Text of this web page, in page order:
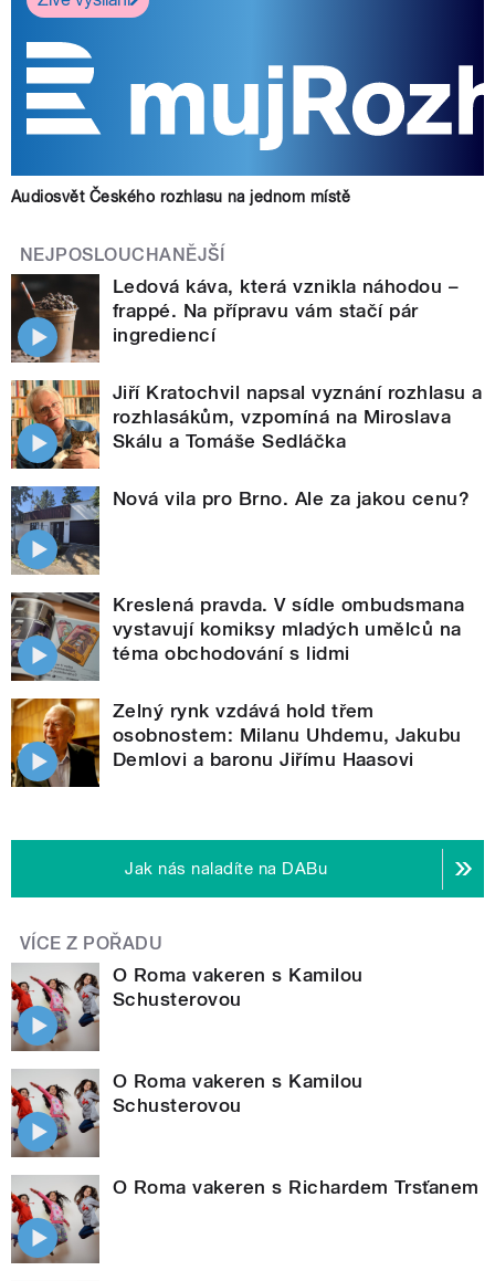
Audiosvět Českého rozhlasu na jednom místě
NEJPOSLOUCHANĚJŠÍ
Ledová káva, která vznikla náhodou –
frappé. Na přípravu vám stačí pár
ingrediencí
Jiří Kratochvil napsal vyznání rozhlasu a
rozhlasákům, vzpomíná na Miroslava
Skálu a Tomáše Sedláčka
Nová vila pro Brno. Ale za jakou cenu?
Kreslená pravda. V sídle ombudsmana
vystavují komiksy mladých umělců na
téma obchodování s lidmi
Zelný rynk vzdává hold třem
osobnostem: Milanu Uhdemu, Jakubu
Demlovi a baronu Jiřímu Haasovi
Jak nás naladíte na DABu
VÍCE Z POŘADU
O Roma vakeren s Kamilou
Schusterovou
O Roma vakeren s Kamilou
Schusterovou
O Roma vakeren s Richardem Trsťanem